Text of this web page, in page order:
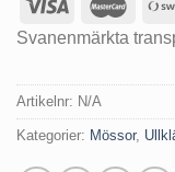
Svanenmärkta
Artikelnr: N/A
Kategorier: Mössor,